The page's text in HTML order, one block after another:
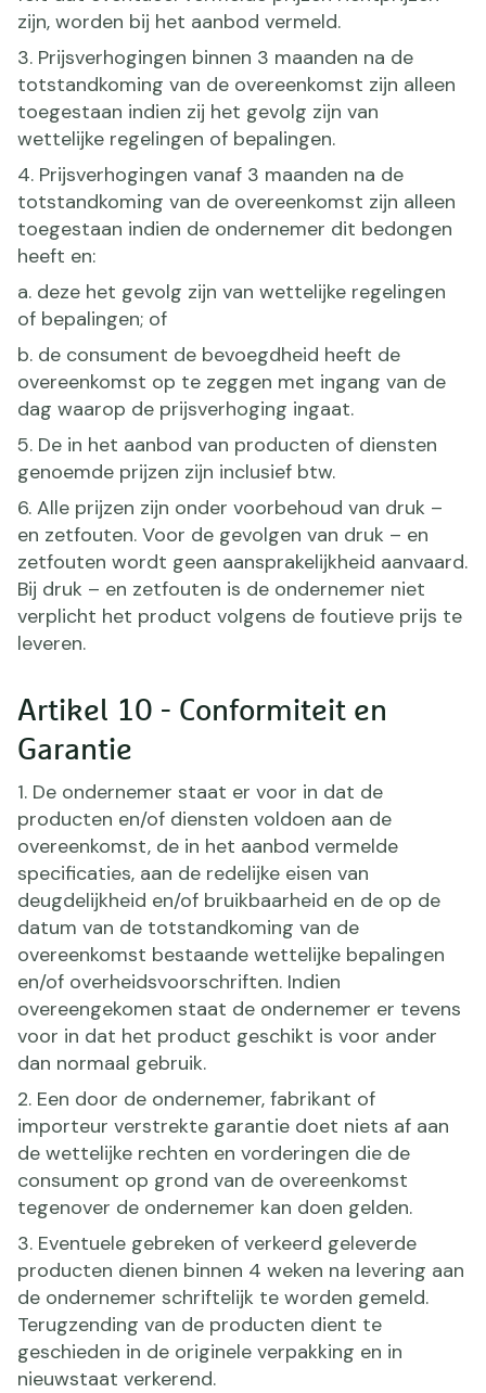
zijn, worden bij het aanbod vermeld.
3. Prijsverhogingen binnen 3 maanden na de
totstandkoming van de overeenkomst zijn alleen
toegestaan indien zij het gevolg zijn van
wettelijke regelingen of bepalingen.
4. Prijsverhogingen vanaf 3 maanden na de
totstandkoming van de overeenkomst zijn alleen
toegestaan indien de ondernemer dit bedongen
heeft en:
a. deze het gevolg zijn van wettelijke regelingen
of bepalingen; of
b. de consument de bevoegdheid heeft de
overeenkomst op te zeggen met ingang van de
dag waarop de prijsverhoging ingaat.
5. De in het aanbod van producten of diensten
genoemde prijzen zijn inclusief btw.
6. Alle prijzen zijn onder voorbehoud van druk –
en zetfouten. Voor de gevolgen van druk – en
zetfouten wordt geen aansprakelijkheid aanvaard.
Bij druk – en zetfouten is de ondernemer niet
verplicht het product volgens de foutieve prijs te
leveren.
Artikel 10 - Conformiteit en
Garantie
1. De ondernemer staat er voor in dat de
producten en/of diensten voldoen aan de
overeenkomst, de in het aanbod vermelde
specificaties, aan de redelijke eisen van
deugdelijkheid en/of bruikbaarheid en de op de
datum van de totstandkoming van de
overeenkomst bestaande wettelijke bepalingen
en/of overheidsvoorschriften. Indien
overeengekomen staat de ondernemer er tevens
voor in dat het product geschikt is voor ander
dan normaal gebruik.
2. Een door de ondernemer, fabrikant of
importeur verstrekte garantie doet niets af aan
de wettelijke rechten en vorderingen die de
consument op grond van de overeenkomst
tegenover de ondernemer kan doen gelden.
3. Eventuele gebreken of verkeerd geleverde
producten dienen binnen 4 weken na levering aan
de ondernemer schriftelijk te worden gemeld.
Terugzending van de producten dient te
geschieden in de originele verpakking en in
nieuwstaat verkerend.